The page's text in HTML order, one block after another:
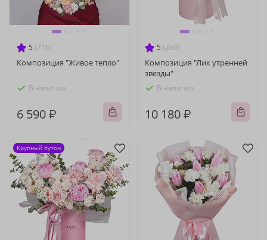
5 (716)
Композиция "Живое тепло"
В наличии
6 590 ₽
5 (260)
Композиция "Лик утренней
звезды"
В наличии
10 180 ₽
Крупный бутон